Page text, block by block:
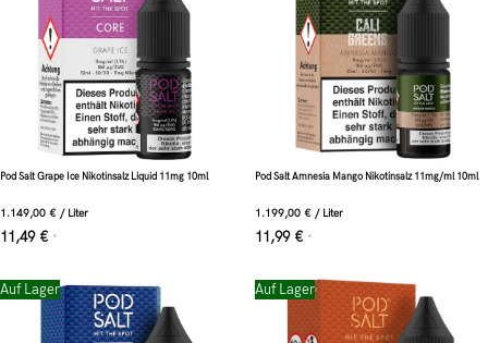
Pod Salt Grape Ice Nikotinsalz Liquid 11mg 10ml
1.149,00 € / Liter
11,49 € *
Pod Salt Amnesia Mango Nikotinsalz 11mg/ml 10ml
1.199,00 € / Liter
11,99 € *
Auf Lager Auf Lager